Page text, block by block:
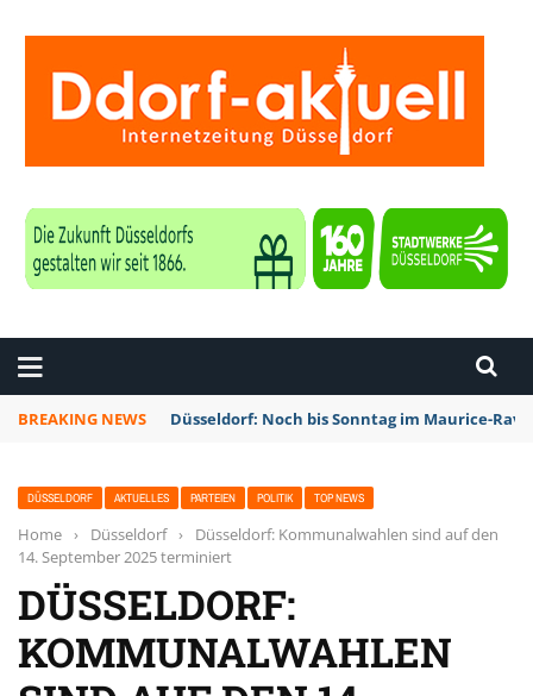
BREAKING NEWS Düsseldorf: Noch bis Sonntag im Maurice-
DÜSSELDORF AKTUELLES PARTEIEN POLITIK TOP NEWS
Home › Düsseldorf ›
Düsseldorf: Kommunalwahlen sind auf den
14. September 2025 terminiert
DÜSSELDORF:
KOMMUNALWAHLEN